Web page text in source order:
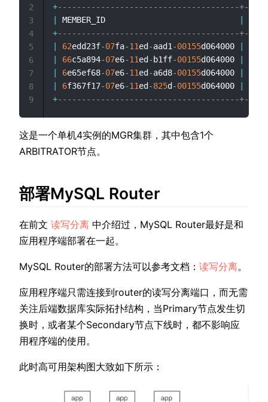
+--------------------------------------
MEMBER_ID
+--------------------------------------
62edd23f-07fa-11ed -aad1 -00155d064000
66c5a894-07e6-11ed - b1ff-00155d064000
6e65ef68-07e6-11ed -a6d8-00155d064000
6f367f17-07e6-11ed -825d -00155d064000
+--------------------------------------
2
3
4
5
6
7
8
9
这是一个单机4实例的MGR集群，其中包含1个
ARBITRATOR节点。
部署MySQL Router
在前文 读写分离 中介绍过，MySQL Router最好是和
应用程序端部署在一起。
MySQL Router的部署方法可以参考文档： 读写分离。
应用程序端只需连接到router的读写分离端口，而无需
关注后端数据库实际拓扑结构，当Primary节点发生切
换时，或者某个Secondary节点下线时，都不影响应
用程序端的使用。
此时高可用架构图大致如下所示：